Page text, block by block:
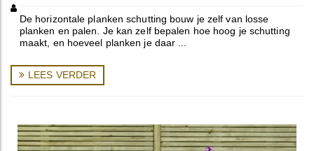
De horizontale planken schutting bouw je zelf van losse
planken en palen. Je kan zelf bepalen hoe hoog je schutting
maakt, en hoeveel planken je daar ...
LEES VERDER